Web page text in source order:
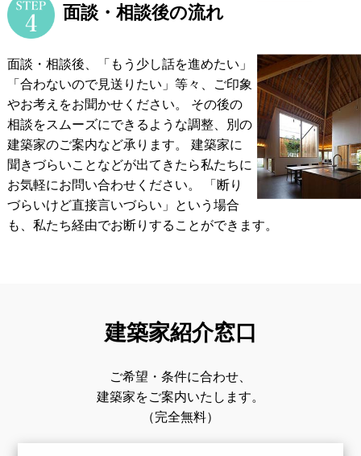
面談・相談後の流れ
面談・相談後、「もう少し話を進めたい」
「合わないので見送りたい」等々、ご印象
やお考えをお聞かせください。 その後の
相談をスムーズにできるような調整、別の
建築家のご案内など承ります。
建築家に
聞きづらいことなどが出てきたら私たちに
お気軽にお問い合わせください。
「断り
づらいけど直接言いづらい」という場合
も、私たち経由でお断りすることができます。
建築家紹介窓口
ご希望・条件に合わせ、
建築家をご案内いたします。
（完全無料）